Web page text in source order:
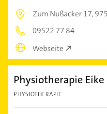
Zum Nußacker 17,
09522 77 84
Webseite
Physiotherapie
PHYSIOTHERAPIE